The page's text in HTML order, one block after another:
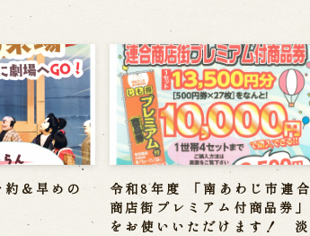
＆早めの
令和8年度 「南あわじ市連合
商店街プレミアム付商品券」
をお使いいただけます！ 淡